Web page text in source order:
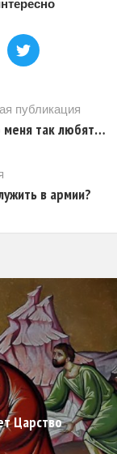
публикация
меня так любят…
в армии?
Царство